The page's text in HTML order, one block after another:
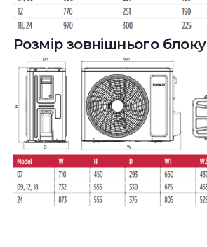
Розмір зовнішнього блоку